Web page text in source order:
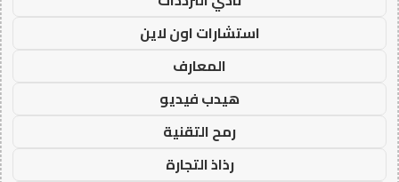
استشارات اون لاين
المعارف
هيدب فيديو
رمح التقنية
رذاذ التجارة